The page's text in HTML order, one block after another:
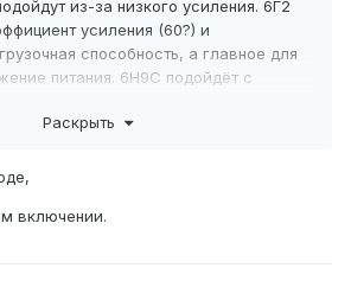
из-за низкого усиления. 6Г2
усиления (60?) и
способность, а главное для
питания. 6Н9С подойдёт с
И, всё? Желательно с экономичным
анодное сопротивление для
Раскрыть
включении.